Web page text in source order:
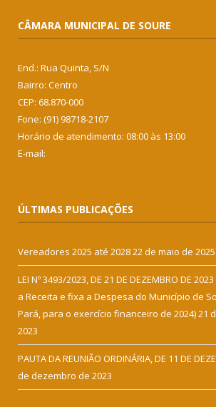
CÂMARA MUNICIPAL DE SOURE
End.: Rua Quinta, S/N
Bairro: Centro
CEP: 68.870-000
Fone: (91) 98718-2107
Horário de atendimento: 08:00 às 13:00
E-mail:
ÚLTIMAS PUBLICAÇÕES
Vereadores 2025 até 202822 de maio de 2025
LEI Nº 3493/2023, DE 21 DE DEZEMBRO DE
a Receita e fixa a Despesa do Município de
Pará, para o exercício financeiro de 2024)21
2023
PAUTA DA REUNIÃO ORDINÁRIA, DE 11 DE
de dezembro de 2023